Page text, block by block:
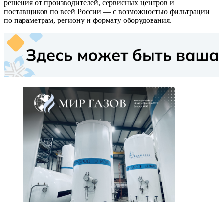
решения от производителей, сервисных центров и
поставщиков по всей России — с возможностью фильтрации
по параметрам, региону и формату оборудования.